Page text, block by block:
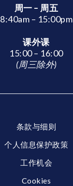
周一 – 周五
8:40am – 15:00pm
课外课
15:00 – 16:00
(周三除外)
条款与细则
个人信息保护政策
工作机会
Cookies